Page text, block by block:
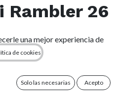
Rambler 26
Black
que contiene la cantidad justa
una mejor experiencia de
de cookies
Solo las necesarias Acepto